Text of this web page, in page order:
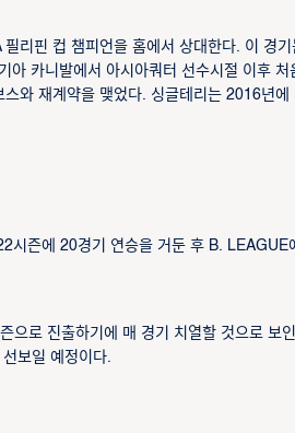
리핀 컵 챔피언을 홈에서 상대한다. 이 경기
카니발에서 아시아쿼터 선수시절 이후 처
와 재계약을 맺었다. 싱글테리는 2016년에
시즌에 20경기 연승을 거둔 후 B. LEAGUE
로 진출하기에 매 경기 치열할 것으로 보
보일 예정이다.